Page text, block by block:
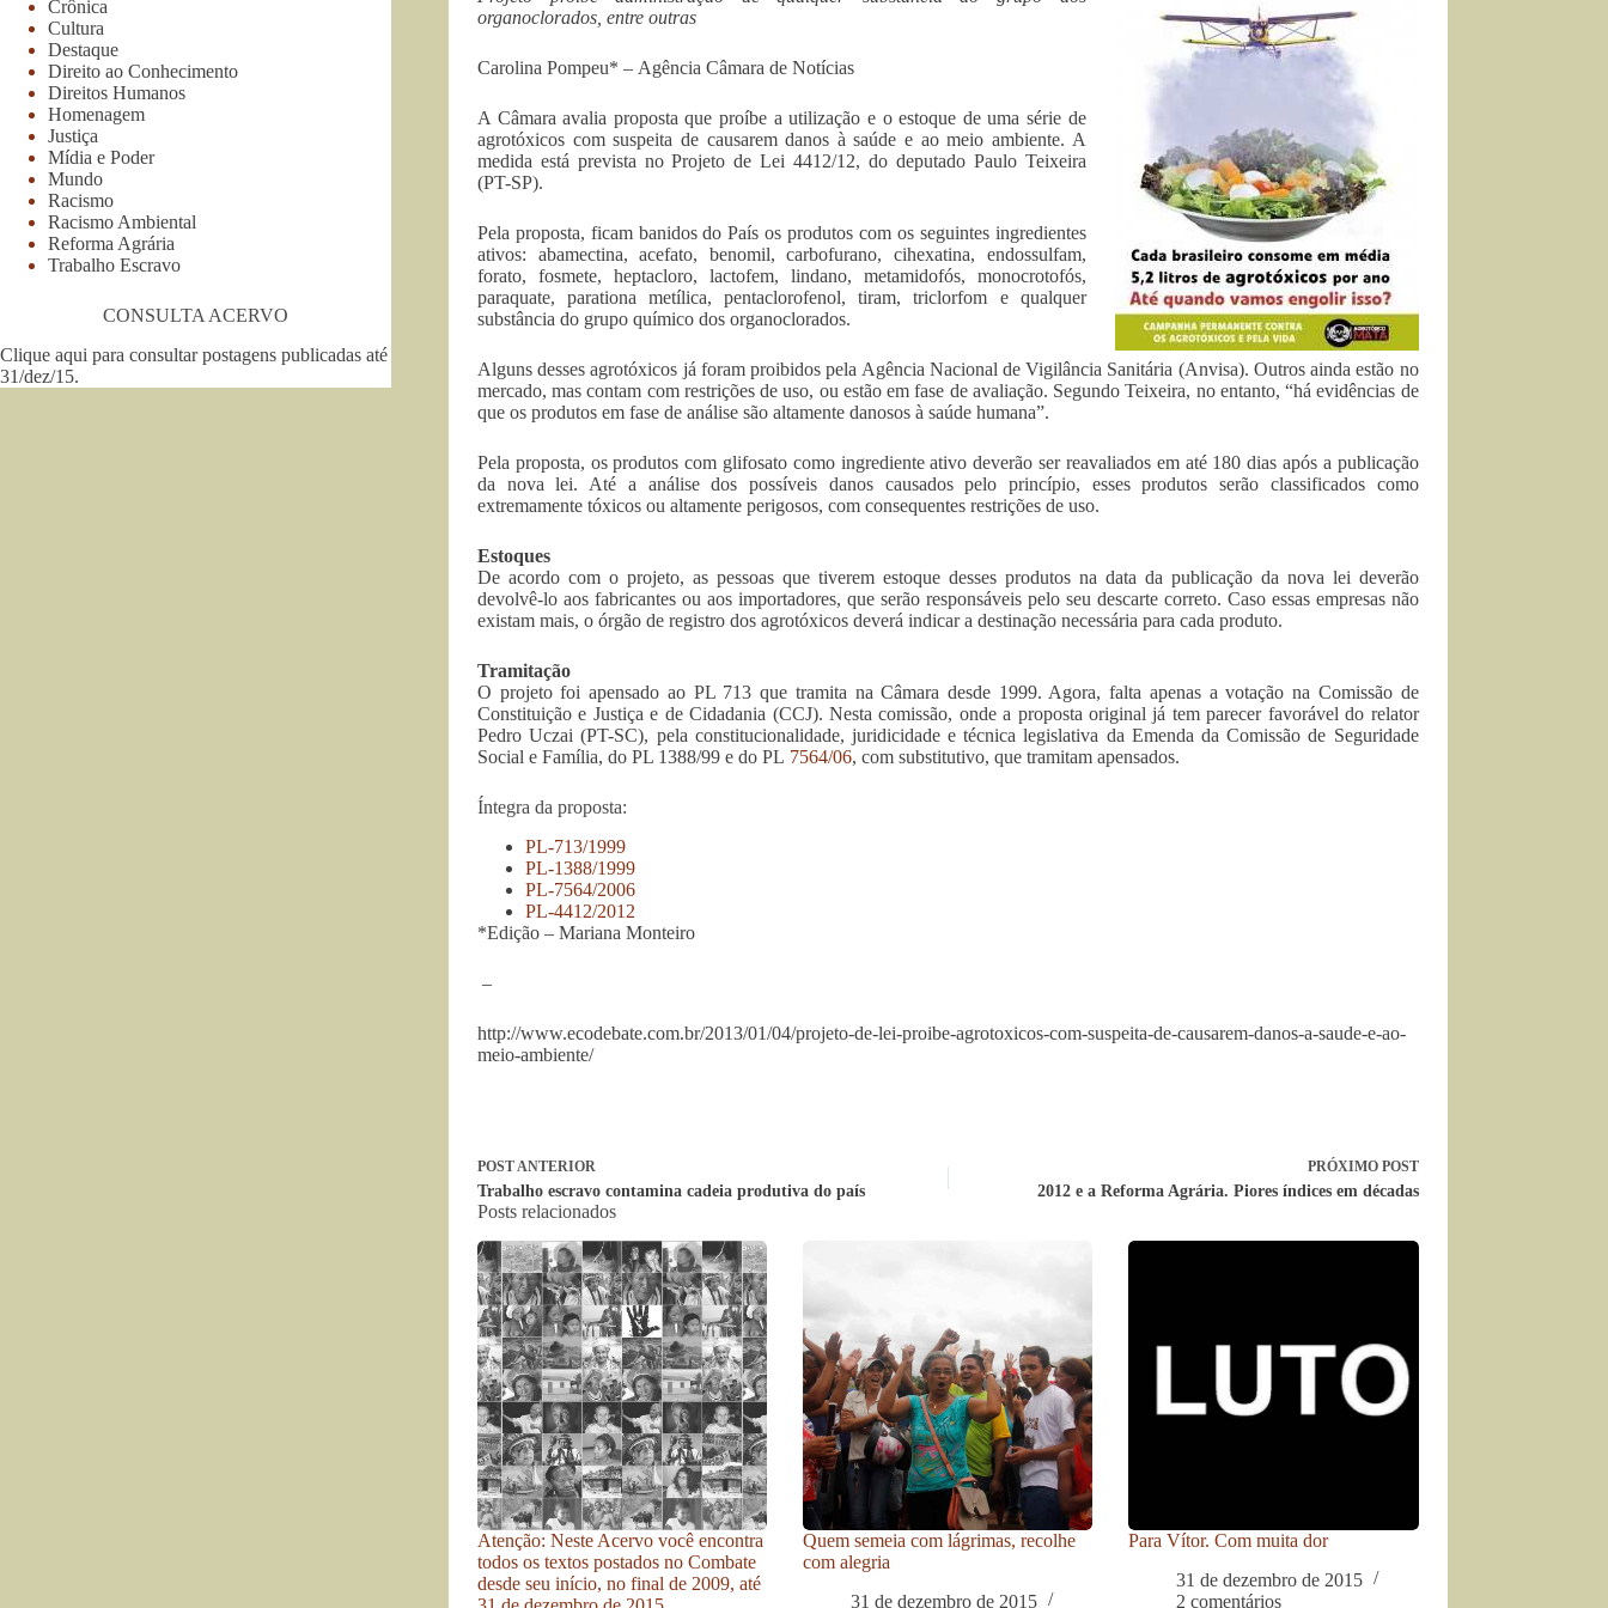
organoclorados, entre outras
Carolina Pompeu* – Agência Câmara de Notícias
A Câmara avalia proposta que proíbe a utilização e o estoque de uma série de
agrotóxicos com suspeita de causarem danos à saúde e ao meio ambiente. A
medida está prevista no Projeto de Lei 4412/12, do deputado Paulo Teixeira
(PT-SP).
Pela proposta, ficam banidos do País os produtos com os seguintes ingredientes
ativos: abamectina, acefato, benomil, carbofurano, cihexatina, endossulfam,
forato, fosmete, heptacloro, lactofem, lindano, metamidofós, monocrotofós,
paraquate, parationa metílica, pentaclorofenol, tiram, triclorfom e qualquer
substância do grupo químico dos organoclorados.
Alguns desses agrotóxicos já foram proibidos pela Agência Nacional de Vigilância Sanitária (Anvisa). Outros ainda estão no
mercado, mas contam com restrições de uso, ou estão em fase de avaliação. Segundo Teixeira, no entanto, “há evidências de
que os produtos em fase de análise são altamente danosos à saúde humana”.
Pela proposta, os produtos com glifosato como ingrediente ativo deverão ser reavaliados em até 180 dias após a publicação
da nova lei. Até a análise dos possíveis danos causados pelo princípio, esses produtos serão classificados como
extremamente tóxicos ou altamente perigosos, com consequentes restrições de uso.
Estoques
De acordo com o projeto, as pessoas que tiverem estoque desses produtos na data da publicação da nova lei deverão
devolvê-lo aos fabricantes ou aos importadores, que serão responsáveis pelo seu descarte correto. Caso essas empresas não
existam mais, o órgão de registro dos agrotóxicos deverá indicar a destinação necessária para cada produto.
Tramitação
O projeto foi apensado ao PL 713 que tramita na Câmara desde 1999. Agora, falta apenas a votação na Comissão de
Constituição e Justiça e de Cidadania (CCJ). Nesta comissão, onde a proposta original já tem parecer favorável do relator
Pedro Uczai (PT-SC), pela constitucionalidade, juridicidade e técnica legislativa da Emenda da Comissão de Seguridade
Social e Família, do PL 1388/99 e do PL 7564/06, com substitutivo, que tramitam apensados.
Íntegra da proposta:
PL-713/1999
PL-1388/1999
PL-7564/2006
PL-4412/2012
*Edição – Mariana Monteiro
–
http://www.ecodebate.com.br/2013/01/04/projeto-de-lei-proibe-agrotoxicos-com-suspeita-de-causarem-danos-a-saude-e-ao-
meio-ambiente/
POSTANTERIOR
Trabalho escravo contamina cadeia produtiva do país
PRÓXIMO POST
2012 e a Reforma Agrária. Piores índices em décadas
Posts relacionados
Atenção: Neste Acervo você encontra
todos os textos postados no Combate
desde seu início, no final de 2009, até
Quem semeia com lágrimas, recolhe
com alegria
31 de dezembro de 2015
Para Vítor. Com muita dor
31 de dezembro de 2015
2 comentários
Crônica
Cultura
Destaque
Direito ao Conhecimento
Direitos Humanos
Homenagem
Justiça
Mídia e Poder
Mundo
Racismo
Racismo Ambiental
Reforma Agrária
Trabalho Escravo
CONSULTA ACERVO
Clique aqui para consultar postagens publicadas até
31/dez/15.